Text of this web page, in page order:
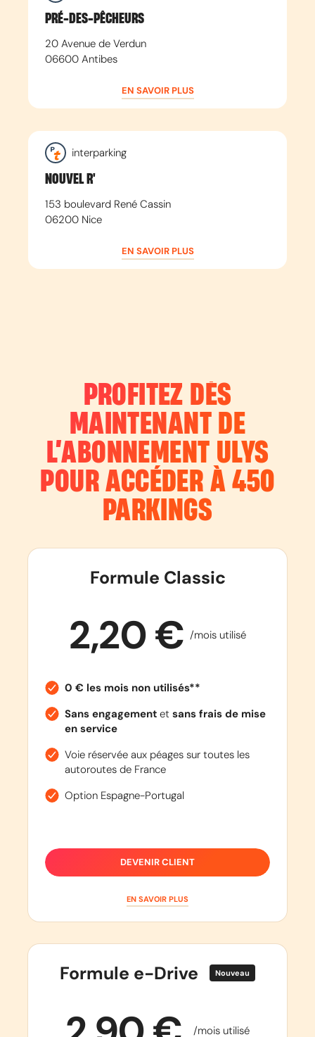
PRÉ-DES-PÊCHEURS
20 Avenue de Verdun
06600 Antibes
EN SAVOIR PLUS
interparking
NOUVEL R'
153 boulevard René Cassin
06200 Nice
EN SAVOIR PLUS
PROFITEZ DÈS
MAINTENANT DE
L’ABONNEMENT ULYS
POUR ACCÉDER À 450
PARKINGS
Formule Classic
2,20 € /mois utilisé
0 € les mois non utilisés**
Sans engagementet sans frais de mise
en service
Voie réservée aux péages sur toutes les
autoroutes de France
Option Espagne-Portugal
DEVENIR CLIENT
EN SAVOIR PLUS
Formule e-Drive Nouveau
/mois utilisé